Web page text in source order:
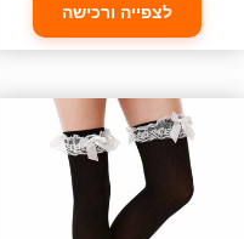
לצפייה ורכישה